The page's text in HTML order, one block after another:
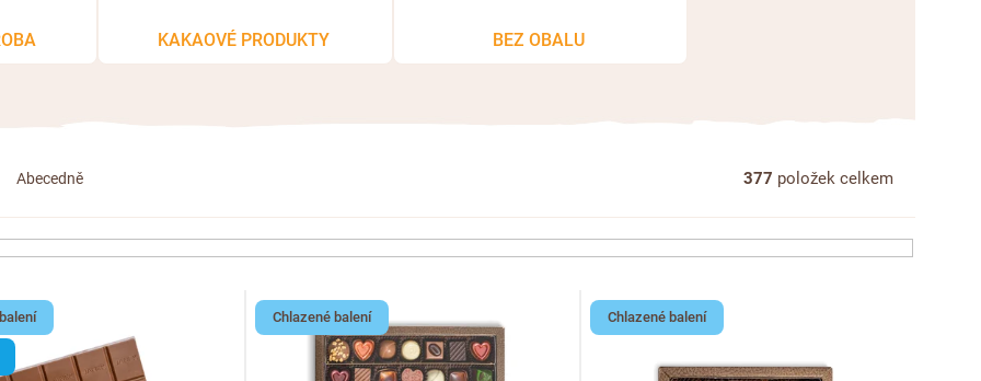
KAKAOVÉ PRODUKTY BEZ OBALU
Abecedně 377 položek celkem
Chlazené balení Chlazené balení